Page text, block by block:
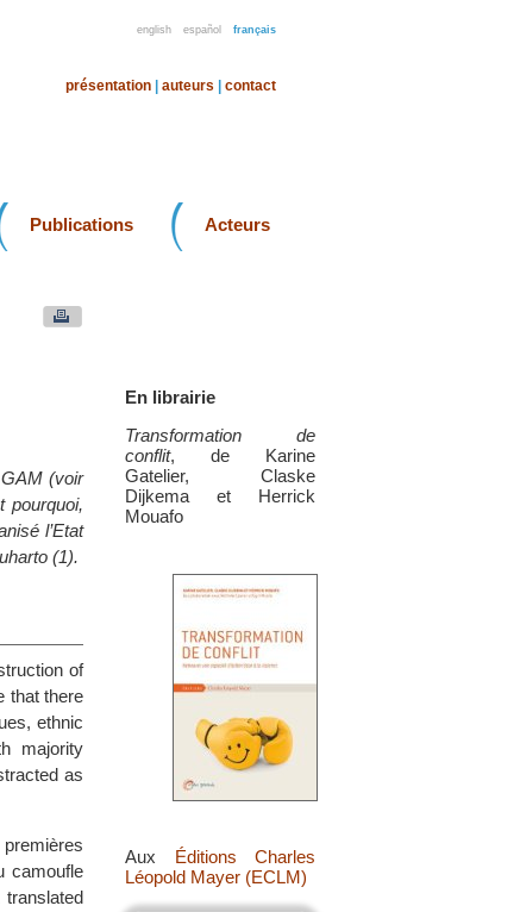
english español français
présentation auteurs contact
Publications Acteurs
En librairie
Transformation de
conflit, de Karine
Gatelier, Claske
Dijkema et Herrick
Mouafo
Aux Éditions Charles
Léopold Mayer (ECLM)
(voir
pourquoi,
l’Etat
(1).
of
that there
ethnic
majority
as
camoufle